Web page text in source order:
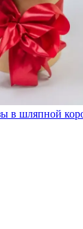
в шляпной